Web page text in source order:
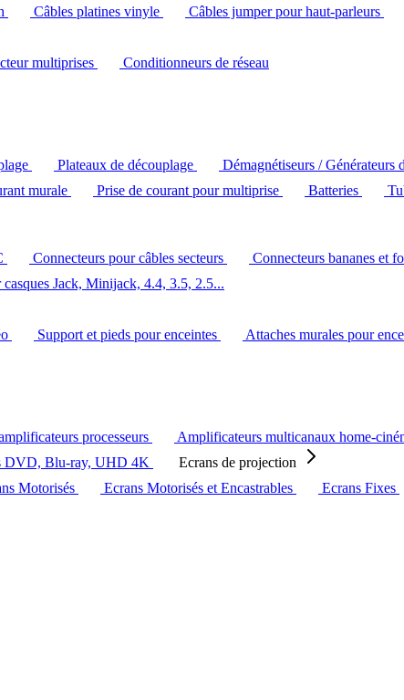
Câbles platines vinyle Câbles jumper pour haut-parleurs
multiprises
Conditionneurs de réseau
Plateaux de découplage Démagnétiseurs / Générateurs
murale Prise de courant pour multiprise Batteries
Connecteurs pour câbles secteurs Connecteurs bananes et
casques Jack, Minijack, 4.4, 3.5, 2.5...
Support et pieds pour enceintes Attaches murales pour
processeurs
Amplificateurs multicanaux home-
DVD, Blu-ray, UHD 4K
Ecrans de projection
Motorisés Ecrans Motorisés et Encastrables Ecrans Fixes